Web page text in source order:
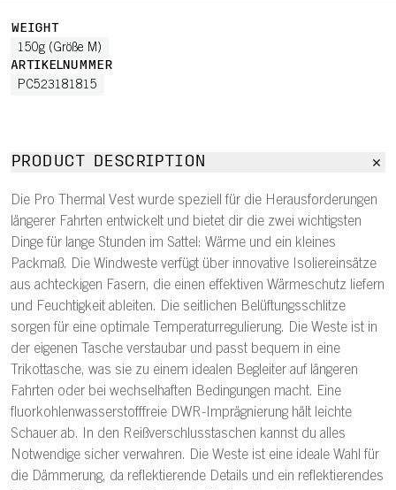
WEIGHT
150g (Größe M)
ARTIKELNUMMER
PC523181815
PRODUCT DESCRIPTION
Die Pro Thermal Vest wurde speziell für die Herausforderungen
längerer Fahrten entwickelt und bietet dir die zwei wichtigsten
Dinge für lange Stunden im Sattel: Wärme und ein kleines
Packmaß. Die Windweste verfügt über innovative Isoliereinsätze
aus achteckigen Fasern, die einen effektiven Wärmeschutz liefern
und Feuchtigkeit ableiten. Die seitlichen Belüftungsschlitze
sorgen für eine optimale Temperaturregulierung. Die Weste ist in
der eigenen Tasche verstaubar und passt bequem in eine
Trikottasche, was sie zu einem idealen Begleiter auf längeren
Fahrten oder bei wechselhaften Bedingungen macht. Eine
fluorkohlenwasserstofffreie DWR-Imprägnierung hält leichte
Schauer ab. In den Reißverschlusstaschen kannst du alles
Notwendige sicher verwahren. Die Weste ist eine ideale Wahl für
die Dämmerung, da reflektierende Details und ein reflektierendes